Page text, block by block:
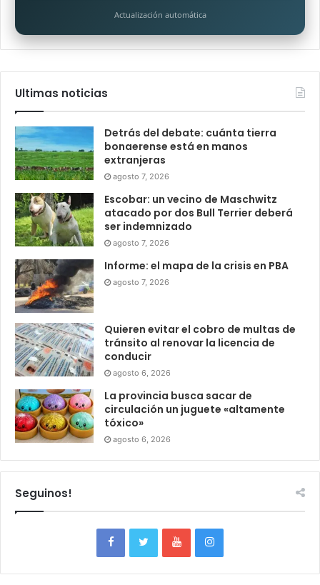
Actualización automática
Ultimas noticias
Detrás del debate: cuánta tierra
bonaerense está en manos
extranjeras
agosto 7, 2026
Escobar: un vecino de Maschwitz
atacado por dos Bull Terrier deberá
ser indemnizado
agosto 7, 2026
Informe: el mapa de la crisis en PBA
agosto 7, 2026
Quieren evitar el cobro de multas de
tránsito al renovar la licencia de
conducir
agosto 6, 2026
La provincia busca sacar de
circulación un juguete «altamente
tóxico»
agosto 6, 2026
Seguinos!